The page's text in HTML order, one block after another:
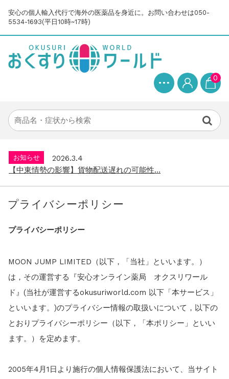
安心の個人輸入代行で海外の医薬品を身近に。お問い合わせは050-
5534-1693(平日10時~17時)
0
2026.4.9
2026年GW営業について...
お知らせ
2026.3.4
お知らせ
2026.1.6
送料改定について...
お知らせ
2025.8.24
お知らせ
2026.4.9
お知らせ
2026.3.4
お知らせ
2026.1.6
送料改定について...
お知らせ
2025.11.19
年末年始の営業について【2025-202...
2025.8.24
問い合わせ停止期間のご案内...
プライバシーポリシー
プライバシーポリシー
MOON JUMP LIMITED（以下，「当社」といいます。）
は，その運営する『安心オンライン薬局 オクスリワール
ド』(当社が運営するokusuriworld.com 以下「本サービス」
といいます。)のプライバシー情報の取扱いについて，以下の
とおりプライバシーポリシー（以下，「本ポリシー」といい
ます。）を定めます。
2005年4月1日より施行の個人情報保護法において、当サイト